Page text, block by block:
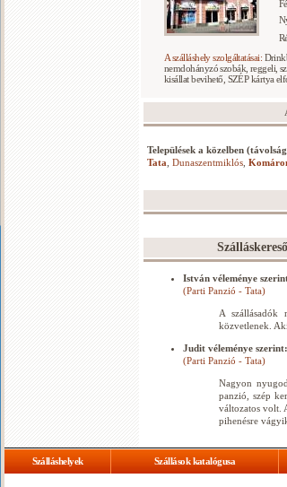
A szálláshely szolgáltatásai:
nemdohányzó szobák, reggeli,
kisállat bevihető, SZÉP kártya
Települések a közelben
Tata Dunaszentmiklós
István véleménye
(Parti Panzió - Tata)
A szállásadók
közvetlenek.
Judit véleménye szerint:
(Parti Panzió - Tata)
Nagyon
panzió, szép
változatos volt.
pihenésre
Szálláshelyek Szállások katalógusa